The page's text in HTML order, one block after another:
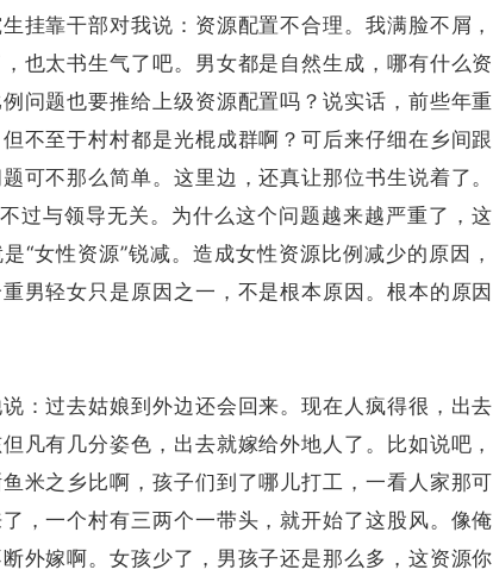
挂靠干部对我说：资源配置不合理。我满脸不屑，
也太书生气了吧。男女都是自然生成，哪有什么资
问题也要推给上级资源配置吗？说实话，前些年重
不至于村村都是光棍成群啊？可后来仔细在乡间跟
可不那么简单。这里边，还真让那位书生说着了。
过与领导无关。为什么这个问题越来越严重了，这
“女性资源”锐减。造成女性资源比例减少的原因，
男轻女只是原因之一，不是根本原因。根本的原因
：过去姑娘到外边还会回来。现在人疯得很，出去
凡有几分姿色，出去就嫁给外地人了。比如说吧，
米之乡比啊，孩子们到了哪儿打工，一看人家那可
，一个村有三两个一带头，就开始了这股风。像俺
外嫁啊。女孩少了，男孩子还是那么多，这资源你